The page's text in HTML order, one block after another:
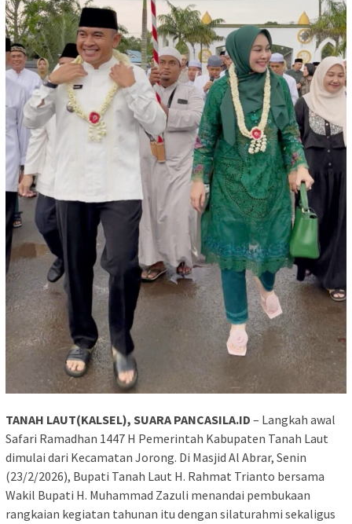
TANAH LAUT(KALSEL), SUARA PANCASILA.ID – Langkah awal
Safari Ramadhan 1447 H Pemerintah Kabupaten Tanah Laut
dimulai dari Kecamatan Jorong. Di Masjid Al Abrar, Senin
(23/2/2026), Bupati Tanah Laut H. Rahmat Trianto bersama
Wakil Bupati H. Muhammad Zazuli menandai pembukaan
rangkaian kegiatan tahunan itu dengan silaturahmi sekaligus